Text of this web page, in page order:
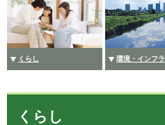
くらし 環境・インフラ
くらし